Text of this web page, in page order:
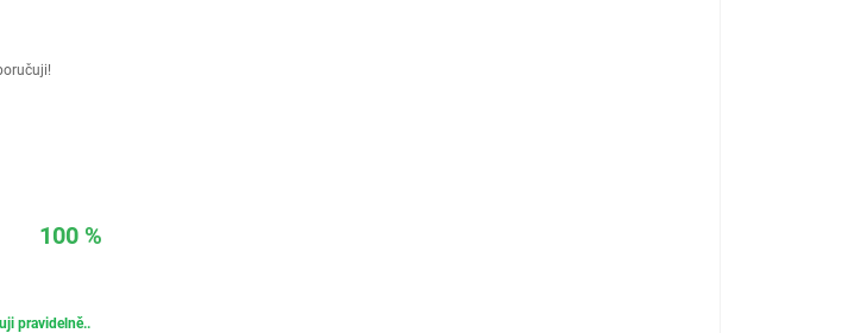
100 %
pravidelně..